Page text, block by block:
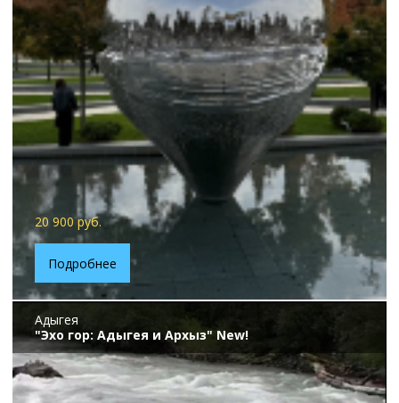
20 900 руб.
Подробнее
Адыгея
"Эхо гор: Адыгея и Архыз" New!